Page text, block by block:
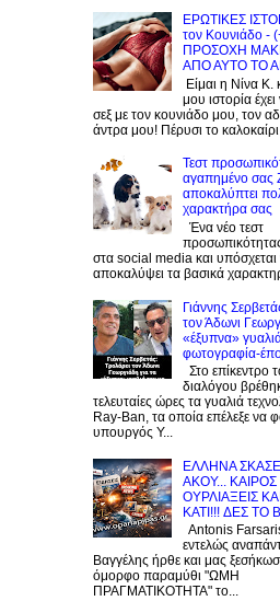
ΕΡΩΤΙΚΕΣ
τον Kουνιάδο -
ΠΡΟΣΟΧΗ
ΑΠΟ ΑΥΤΟ ΤΟ
Είμαι η Νίνα Κ.
μου ιστορία
σεξ με τον κουνιάδο μου, τον
άντρα μου! Πέρυσι το καλοκαίρι
Τεστ
αγαπημένο σας
αποκαλύπτει
χαρακτήρα σας
Ένα νέο τεστ
στα social media και υπόσχεται
αποκαλύψει τα βασικά
Γιάννης
τον Άδωνι
«έξυπνα»
φωτογραφία-
Στο επίκεντρο
διαλόγου
τελευταίες ώρες τα γυαλιά
Ray-Ban, τα οποία επέλεξε να
υπουργός Υ...
EΛΛΗΝΑ
ΑΚΟΥ... ΚΑΙΡΟΣ
ΟΥΡΛIAΞΕΙΣ
KATI!!! ΔΕΣ TO
Antonis Farsaris
εντελώς
Βαγγέλης ήρθε και μας
όμορφο παραμύθι "ΩΜΗ
ΠΡΑΓΜΑΤΙΚΟΤΗΤΑ" το...